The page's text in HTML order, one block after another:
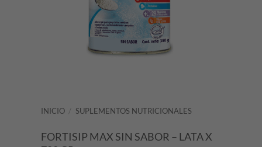
INICIO / SUPLEMENTOS NUTRICIONALES
FORTISIP MAX SIN SABOR – LATA X